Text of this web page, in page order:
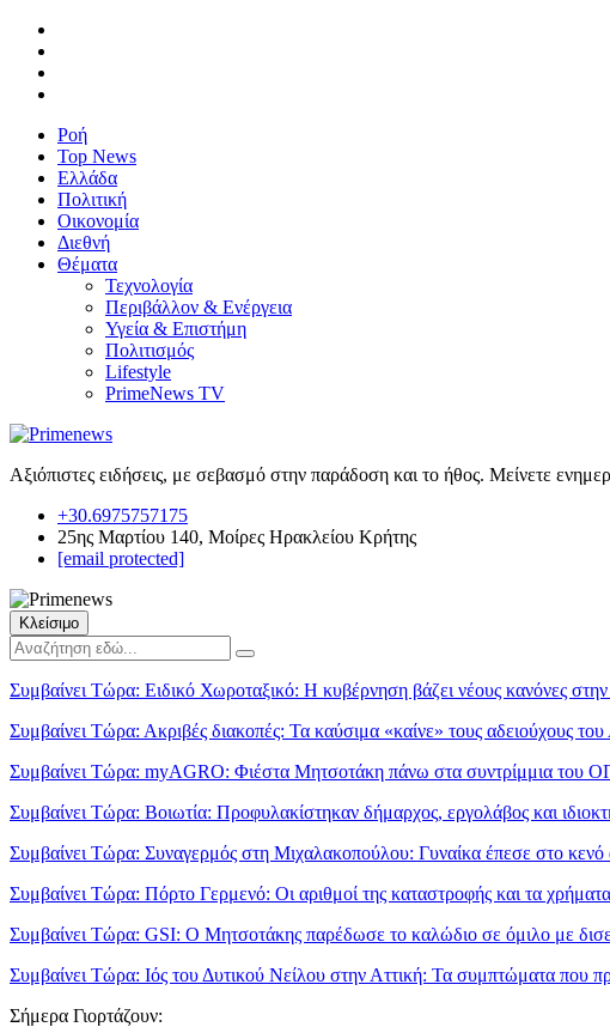
Ροή
Top News
Ελλάδα
Πολιτική
Οικονομία
Διεθνή
Θέματα
Τεχνολογία
Περιβάλλον & Ενέργεια
Υγεία & Επιστήμη
Πολιτισμός
Lifestyle
PrimeNews TV
Αξιόπιστες ειδήσεις, με σεβασμό στην παράδοση και το ήθος. Μείνετε
+30.6975757175
25ης Μαρτίου 140, Μοίρες Ηρακλείου Κρήτης
[email protected]
Κλείσιμο
Συμβαίνει Τώρα: Ειδικό Χωροταξικό: Η κυβέρνηση βάζει νέους κανόνες στην
Συμβαίνει Τώρα: Ακριβές διακοπές: Τα καύσιμα «καίνε» τους αδειούχους
Συμβαίνει Τώρα: myAGRO: Φιέστα Μητσοτάκη πάνω στα συντρίμμια
Συμβαίνει Τώρα: Βοιωτία: Προφυλακίστηκαν δήμαρχος, εργολάβος και
Συμβαίνει Τώρα: Συναγερμός στη Μιχαλακοπούλου: Γυναίκα έπεσε στο
Συμβαίνει Τώρα: Πόρτο Γερμενό: Οι αριθμοί της καταστροφής και τα
Συμβαίνει Τώρα: GSI: Ο Μητσοτάκης παρέδωσε το καλώδιο σε όμιλο με
Συμβαίνει Τώρα: Ιός του Δυτικού Νείλου στην Αττική: Τα συμπτώματα που
Σήμερα Γιορτάζουν: